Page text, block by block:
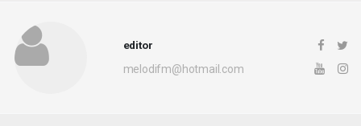
editor
melodifm@hotmail.com